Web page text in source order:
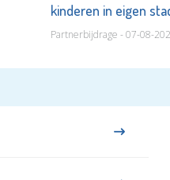
kinderen in eigen
Partnerbijdrage - 07-08-